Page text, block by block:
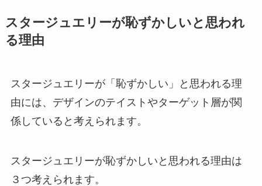
スタージュエリーが恥ずかしいと思われ
る理由
スタージュエリーが「恥ずかしい」と思われる理
由には、デザインのテイストやターゲット層が関
係していると考えられます。
スタージュエリーが恥ずかしいと思われる理由は
３つ考えられます。